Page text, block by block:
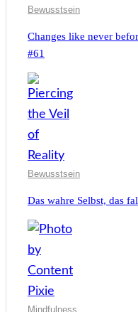
Bewusstsein
Changes like never
#61
Bewusstsein
Das wahre Selbst, das
Mindfulness